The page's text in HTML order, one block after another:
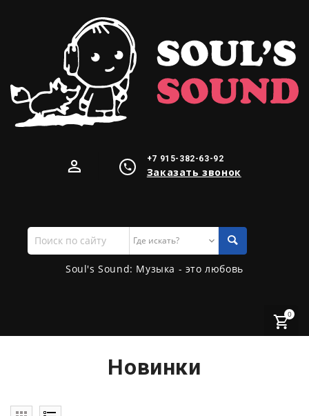
+7 915-382-63-92
Заказать звонок
Поиск
по
сайту
Soul's Sound: Музыка - это любовь
0
Новинки